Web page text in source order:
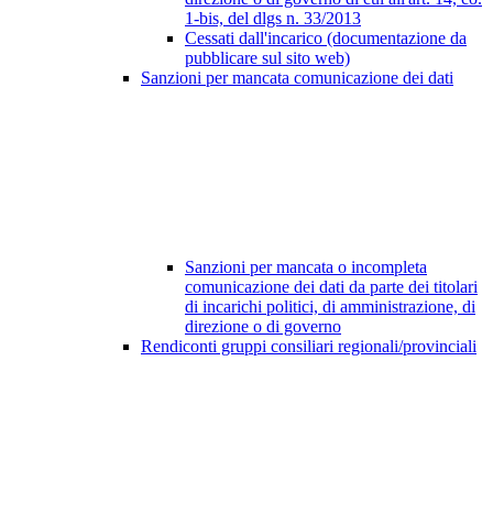
1-bis, del dlgs n. 33/2013
Cessati dall'incarico (documentazione da
pubblicare sul sito web)
Sanzioni per mancata comunicazione dei dati
Sanzioni per mancata o incompleta
comunicazione dei dati da parte dei titolari
di incarichi politici, di amministrazione, di
direzione o di governo
Rendiconti gruppi consiliari regionali/provinciali